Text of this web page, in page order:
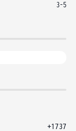
3-5
+1737